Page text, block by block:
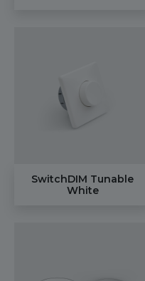
SwitchDIM Tunable
White